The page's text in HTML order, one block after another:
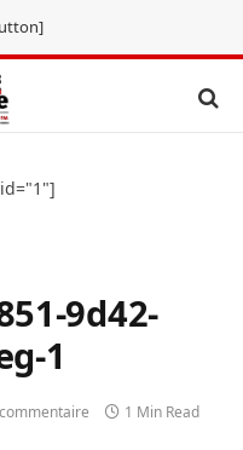
9d42-
1
1 Min Read